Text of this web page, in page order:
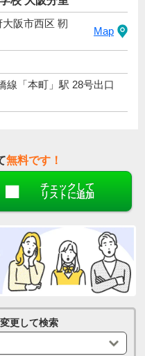
大阪市西区 靭
Map
線「本町」駅 28号出口
無料です！
チェックして
リストに追加
更して検索